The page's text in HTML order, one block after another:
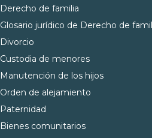
Derecho de familia
Glosario jurídico de Derecho de
Divorcio
Custodia de menores
Manutención de los hijos
Orden de alejamiento
Paternidad
Bienes comunitarios